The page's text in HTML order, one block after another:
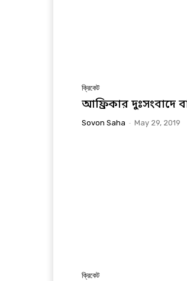
ক্রিকেট
আফ্রিকার দুঃসংবাদে
Sovon Saha - May 29, 2019
ক্রিকেট